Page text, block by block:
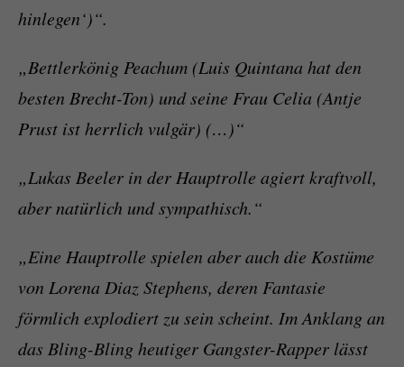
hinlegen‘)“.
„Bettlerkönig Peachum (Luis Quintana hat den
besten Brecht-Ton) und seine Frau Celia (Antje
Prust ist herrlich vulgär) (…)“
„Lukas Beeler in der Hauptrolle agiert kraftvoll,
aber natürlich und sympathisch.“
„Eine Hauptrolle spielen aber auch die Kostüme
von Lorena Diaz Stephens, deren Fantasie
förmlich explodiert zu sein scheint. Im Anklang an
das Bling-Bling heutiger Gangster-Rapper lässt